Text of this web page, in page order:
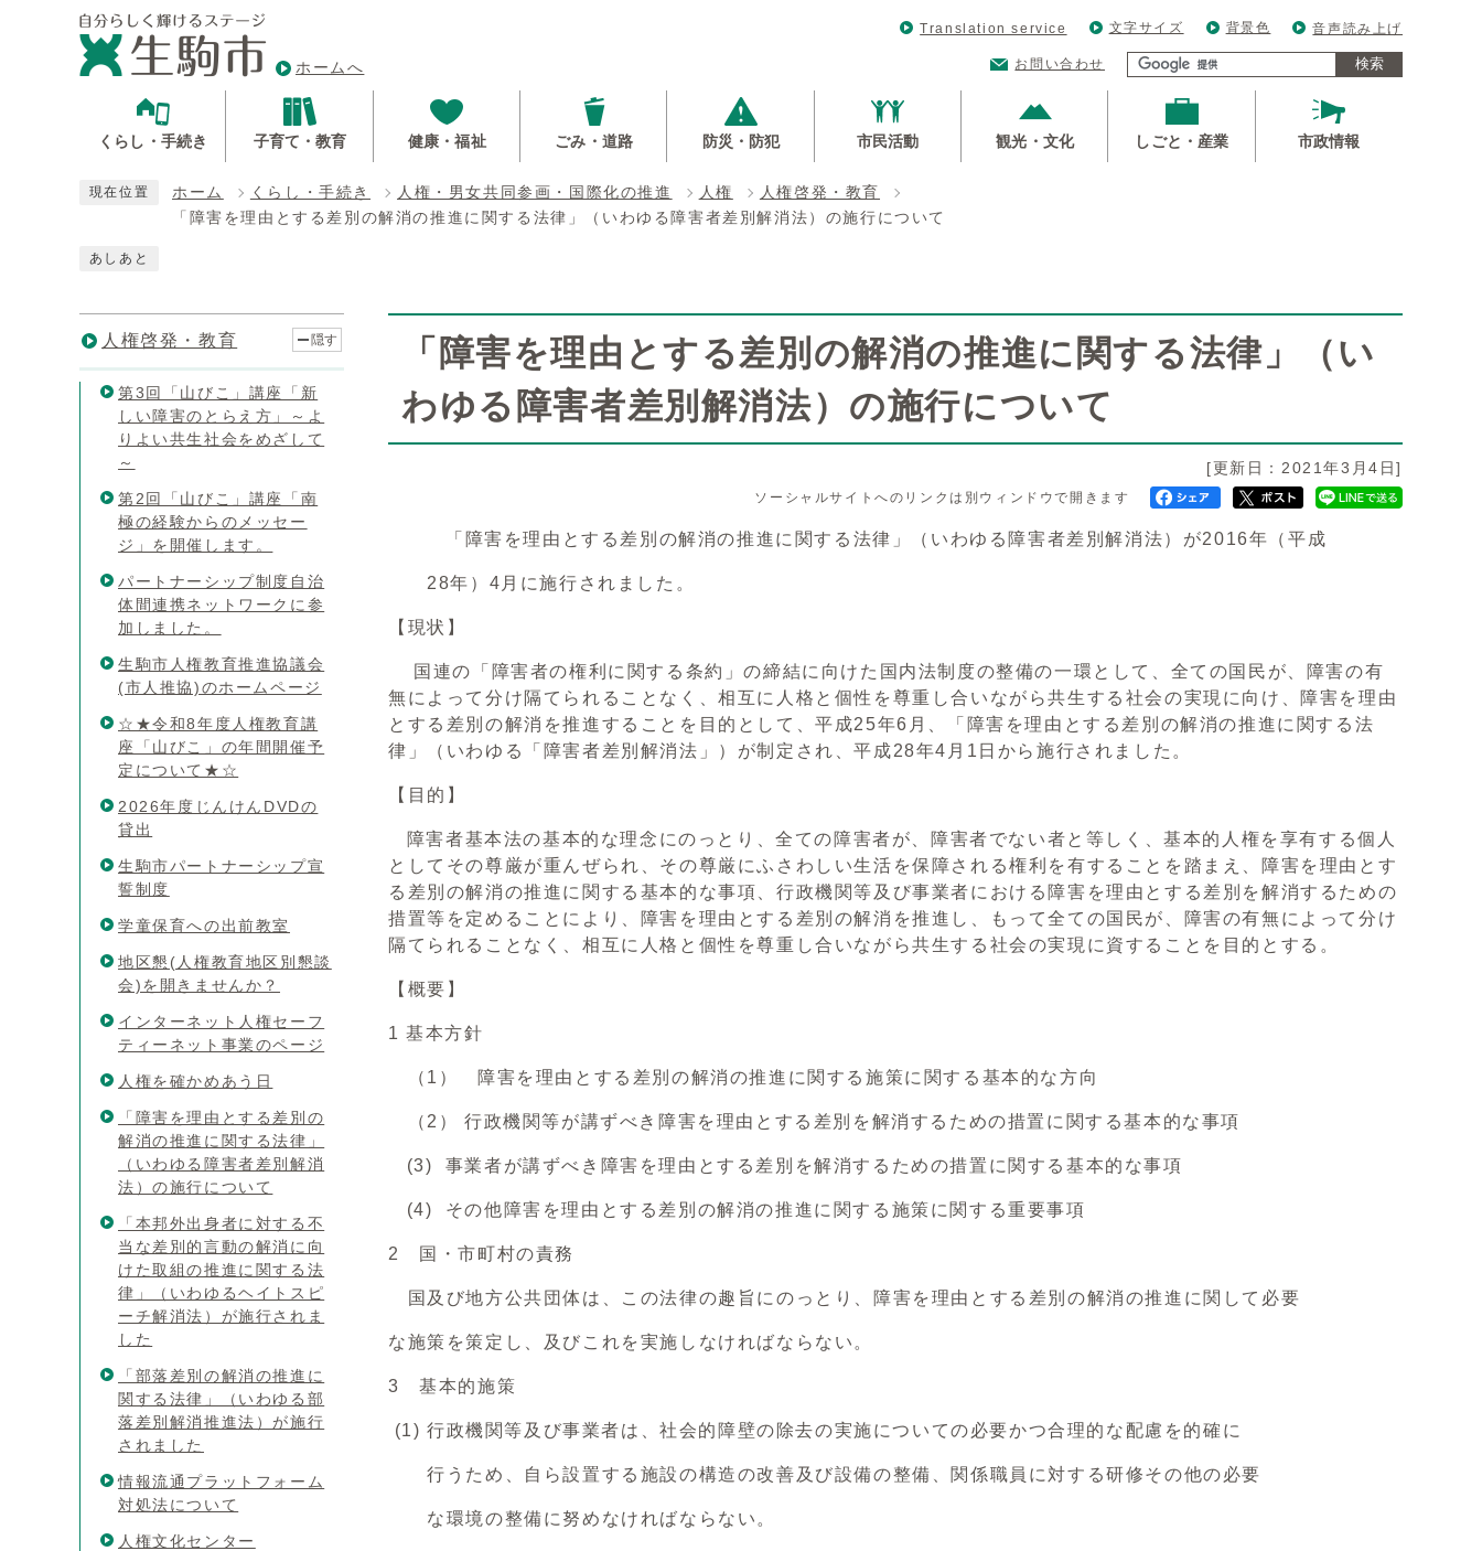
ホームへ
Translation service 文字サイズ 背景色 音声読み上げ
お問い合わせ 検索
くらし・手続き 子育て・教育 健康・福祉 ごみ・道路 防災・防犯 市民活動 観光・文化 しごと・産業 市政情報
現在位置 ホーム くらし・手続き 人権・男女共同参画・国際化の推進 人権
人権啓発・教育
「障害を理由とする差別の解消の推進に関する法律」（いわゆる障害者差別解消法）の施行について
あしあと
「障害を理由とする差別の解消の推進に関する法律」（い
わゆる障害者差別解消法）の施行について
[更新日：2021年3月4日]
ソーシャルサイトへのリンクは別ウィンドウで開きます
「障害を理由とする差別の解消の推進に関する法律」（いわゆる障害者差別解消法）が2016年（平成
28年）4月に施行されました。
【現状】
国連の「障害者の権利に関する条約」の締結に向けた国内法制度の整備の一環として、全ての国民が、障害の有
無によって分け隔てられることなく、相互に人格と個性を尊重し合いながら共生する社会の実現に向け、障害を理由
とする差別の解消を推進することを目的として、平成25年6月、「障害を理由とする差別の解消の推進に関する法
律」（いわゆる「障害者差別解消法」）が制定され、平成28年4月1日から施行されました。
【目的】
障害者基本法の基本的な理念にのっとり、全ての障害者が、障害者でない者と等しく、基本的人権を享有する個人
としてその尊厳が重んぜられ、その尊厳にふさわしい生活を保障される権利を有することを踏まえ、障害を理由とす
る差別の解消の推進に関する基本的な事項、行政機関等及び事業者における障害を理由とする差別を解消するための
措置等を定めることにより、障害を理由とする差別の解消を推進し、もって全ての国民が、障害の有無によって分け
隔てられることなく、相互に人格と個性を尊重し合いながら共生する社会の実現に資することを目的とする。
【概要】
1 基本方針
（1） 障害を理由とする差別の解消の推進に関する施策に関する基本的な方向
（2） 行政機関等が講ずべき障害を理由とする差別を解消するための措置に関する基本的な事項
(3) 事業者が講ずべき障害を理由とする差別を解消するための措置に関する基本的な事項
(4) その他障害を理由とする差別の解消の推進に関する施策に関する重要事項
2 国・市町村の責務
国及び地方公共団体は、この法律の趣旨にのっとり、障害を理由とする差別の解消の推進に関して必要
な施策を策定し、及びこれを実施しなければならない。
3 基本的施策
(1) 行政機関等及び事業者は、社会的障壁の除去の実施についての必要かつ合理的な配慮を的確に
行うため、自ら設置する施設の構造の改善及び設備の整備、関係職員に対する研修その他の必要
な環境の整備に努めなければならない。
人権啓発・教育 隠す
第3回「山びこ」講座「新
しい障害のとらえ方」～よ
りよい共生社会をめざして
～
第2回「山びこ」講座「南
極の経験からのメッセー
ジ」を開催します。
パートナーシップ制度自治
体間連携ネットワークに参
加しました。
生駒市人権教育推進協議会
(市人推協)のホームページ
☆★令和8年度人権教育講
座「山びこ」の年間開催予
定について★☆
2026年度じんけんDVDの
貸出
生駒市パートナーシップ宣
誓制度
学童保育への出前教室
地区懇(人権教育地区別懇談
会)を開きませんか？
インターネット人権セーフ
ティーネット事業のページ
人権を確かめあう日
「障害を理由とする差別の
解消の推進に関する法律」
（いわゆる障害者差別解消
法）の施行について
「本邦外出身者に対する不
当な差別的言動の解消に向
けた取組の推進に関する法
律」（いわゆるヘイトスピ
ーチ解消法）が施行されま
した
「部落差別の解消の推進に
関する法律」（いわゆる部
落差別解消推進法）が施行
されました
情報流通プラットフォーム
対処法について
人権文化センター